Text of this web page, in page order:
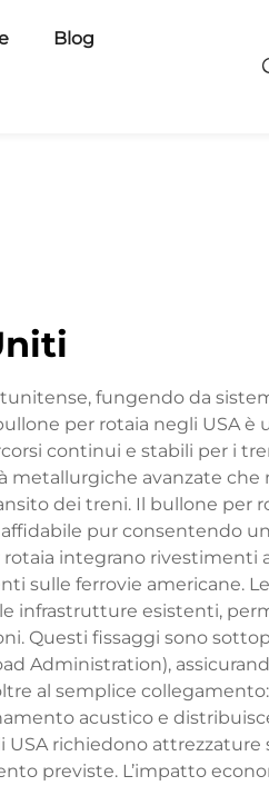
Blog
fungendo da
per rotaia negli USA è
continui e stabili per i
metallurgiche avanzate
dei treni. Il bullone per
pur consentendo
integrano rivestimenti
sulle ferrovie americane.
infrastrutture esistenti,
Questi fissaggi sono
Administration),
al semplice
acustico e
richiedono attrezzature
previste. L’impatto